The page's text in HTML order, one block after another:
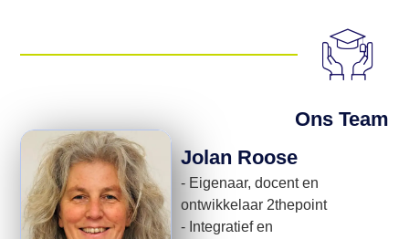
Ons Team
Jolan Roose
- Eigenaar, docent en
ontwikkelaar 2thepoint
- Integratief en